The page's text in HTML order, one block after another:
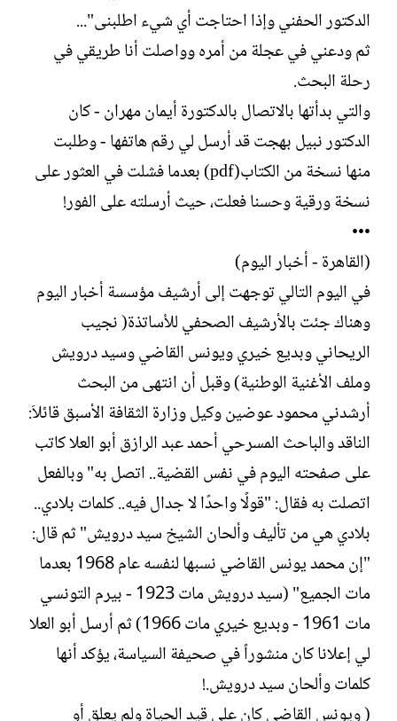
الدكتور الحفني وإذا احتاجت أي شيء اطلبنى"...
ثم ودعني في عجلة من أمره وواصلت أنا طريقي في
رحلة البحث.
والتي بدأتها بالاتصال بالدكتورة أيمان مهران - كان
الدكتور نبيل بهجت قد أرسل لي رقم هاتفها - وطلبت
منها نسخة من الكتاب(pdf) بعدما فشلت في العثور على
نسخة ورقية وحسنا فعلت، حيث أرسلته على الفور!
•••
(القاهرة - أخبار اليوم)
في اليوم التالي توجهت إلى أرشيف مؤسسة أخبار اليوم
وهناك جئت بالأرشيف الصحفي للأساتذة( نجيب
الريحاني وبديع خيري ويونس القاضي وسيد درويش
وملف الأغنية الوطنية) وقبل أن انتهى من البحث
أرشدني محمود عوضين وكيل وزارة الثقافة الأسبق قائلاَ:
الناقد والباحث المسرحي أحمد عبد الرازق أبو العلا كاتب
على صفحته اليوم في نفس القضية.. اتصل به" وبالفعل
اتصلت به فقال: "قولًا واحدًا لا جدال فيه.. كلمات بلادي..
بلادي هي من تأليف وألحان الشيخ سيد درويش" ثم قال:
"إن محمد يونس القاضي نسبها لنفسه عام 1968 بعدما
مات الجميع" (سيد درويش مات 1923 - بيرم التونسي
مات 1961 - وبديع خيري مات 1966) ثم أرسل أبو العلا
لي إعلانا كان منشوراً في صحيفة السياسة، يؤكد أنها
كلمات وألحان سيد درويش.!